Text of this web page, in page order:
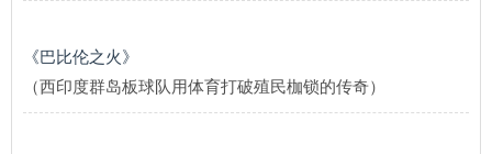
《巴比伦之火》
（西印度群岛板球队用体育打破殖民枷锁的传奇）